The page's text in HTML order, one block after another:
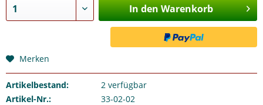
In den Warenkorb
Merken
Artikelbestand: 2verfügbar
Artikel-Nr.:
33-02-02